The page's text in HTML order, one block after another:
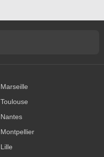
Marseille
Toulouse
Nantes
Montpellier
Lille